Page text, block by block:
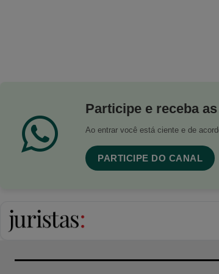
Participe e receba
Ao entrar você está ciente e de
PARTICIPE DO CANAL